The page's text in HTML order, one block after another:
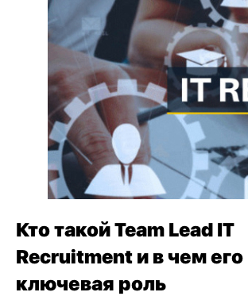
Кто такой Team Lead IT
Recruitment и в чем его
ключевая роль